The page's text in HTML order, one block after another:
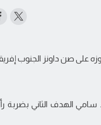
لبيراميدز في الدقيقة 23 ثم أضاف أحمد سامي الهدف